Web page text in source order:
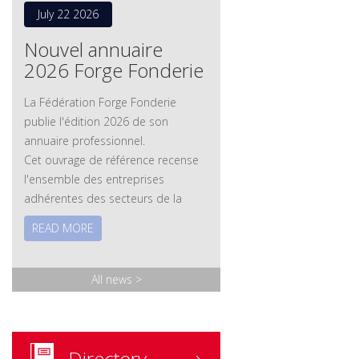
July 22 2026
Nouvel annuaire
2026 Forge Fonderie
La Fédération Forge Fonderie
publie l'édition 2026 de son
annuaire professionnel.
Cet ouvrage de référence recense
l'ensemble des entreprises
adhérentes des secteurs de la
forge et de la fonderie, ainsi que
leurs savoir-faire, leurs technologies
associés – fournisseurs et
prestataires – y sont également
Version papier: disponible sur
demande.
READ MORE
All news >